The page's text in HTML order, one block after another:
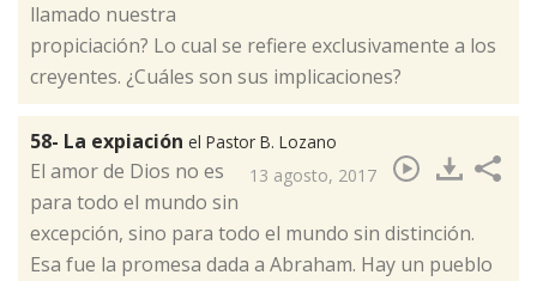
llamado nuestra
propiciación? Lo cual se refiere exclusivamente a los
creyentes. ¿Cuáles son sus implicaciones?​
58- La expiación el Pastor B. Lozano
13 agosto, 2017
El amor de Dios no es
para todo el mundo sin
excepción, sino para todo el mundo sin distinción.
Esa fue la promesa dada a Abraham. Hay un pueblo